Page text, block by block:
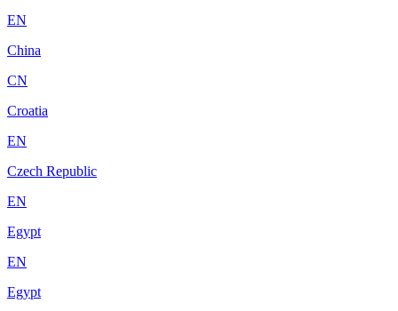
EN
China
CN
Croatia
EN
Czech Republic
EN
Egypt
EN
Egypt